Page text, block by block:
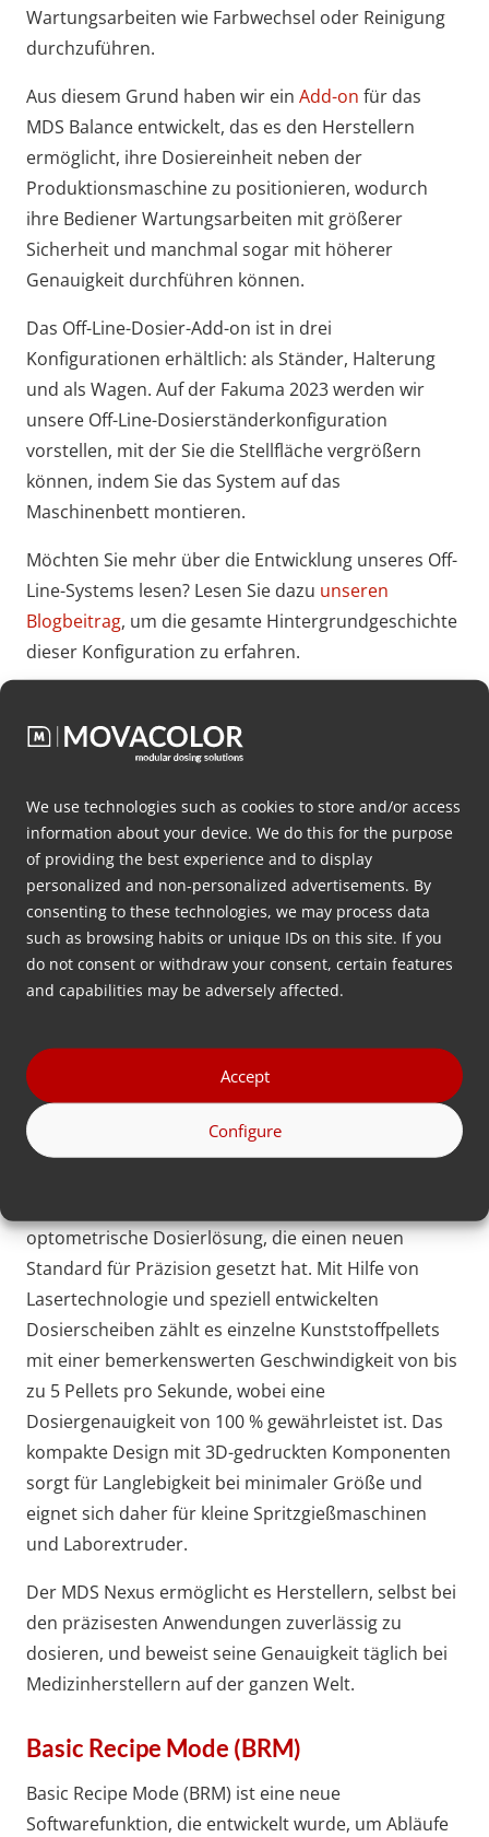
We use technologies such as cookies to store and/or access
information about your device. We do this for the purpose
of providing the best experience and to display
personalized and non-personalized advertisements. By
consenting to these technologies, we may process data
such as browsing habits or unique IDs on this site. If you
do not consent or withdraw your consent, certain features
and capabilities may be adversely affected.
Accept
Configure
Wartungsarbeiten wie Farbwechsel oder Reinigung
durchzuführen.
Aus diesem Grund haben wir ein Add-on für das
MDS Balance entwickelt, das es den Herstellern
ermöglicht, ihre Dosiereinheit neben der
Produktionsmaschine zu positionieren, wodurch
ihre Bediener Wartungsarbeiten mit größerer
Sicherheit und manchmal sogar mit höherer
Genauigkeit durchführen können.
Das Off-Line-Dosier-Add-on ist in drei
Konfigurationen erhältlich: als Ständer, Halterung
und als Wagen. Auf der Fakuma 2023 werden wir
unsere Off-Line-Dosierständerkonfiguration
vorstellen, mit der Sie die Stellfläche vergrößern
können, indem Sie das System auf das
Maschinenbett montieren.
Möchten Sie mehr über die Entwicklung unseres Off-
Line-Systems lesen? Lesen Sie dazu unseren
Blogbeitrag, um die gesamte Hintergrundgeschichte
dieser Konfiguration zu erfahren.
MDS Nexus
Für einige Anwendungen ist eine höhere Präzision
für bestimmte medizinische Anwendungen nur dann
geeignet, wenn die Dosiergenauigkeit des
Zusatzstoffs bis auf eine einzelne Kunststoffpalette
zurückverfolgt werden kann.
optometrische Dosierlösung, die einen neuen
Standard für Präzision gesetzt hat. Mit Hilfe von
Lasertechnologie und speziell entwickelten
Dosierscheiben zählt es einzelne Kunststoffpellets
mit einer bemerkenswerten Geschwindigkeit von bis
zu 5 Pellets pro Sekunde, wobei eine
Dosiergenauigkeit von 100 % gewährleistet ist. Das
kompakte Design mit 3D-gedruckten Komponenten
sorgt für Langlebigkeit bei minimaler Größe und
eignet sich daher für kleine Spritzgießmaschinen
und Laborextruder.
Der MDS Nexus ermöglicht es Herstellern, selbst bei
den präzisesten Anwendungen zuverlässig zu
dosieren, und beweist seine Genauigkeit täglich bei
Medizinherstellern auf der ganzen Welt.
Basic Recipe Mode (BRM)
Basic Recipe Mode (BRM) ist eine neue
Softwarefunktion, die entwickelt wurde, um Abläufe